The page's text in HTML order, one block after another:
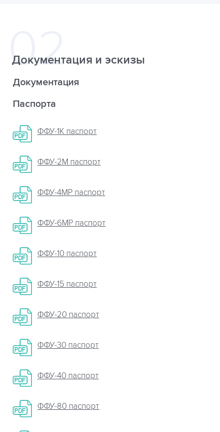
Документация и эскизы
Документация
Паспорта
ФФУ-1К паспорт
ФФУ-2М паспорт
ФФУ-4МР паспорт
ФФУ-6МР паспорт
ФФУ-10 паспорт
ФФУ-15 паспорт
ФФУ-20 паспорт
ФФУ-30 паспорт
ФФУ-40 паспорт
ФФУ-80 паспорт